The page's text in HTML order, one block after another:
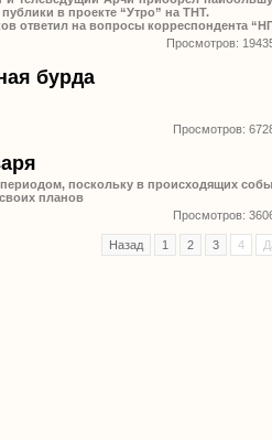
в проекте “Утро” на ТНТ.
ответил на вопросы корреспондента
Просмотров:
бурда
Просмотров:
поскольку в происходящих
планов
Просмотров:
Назад 1 2 3 4